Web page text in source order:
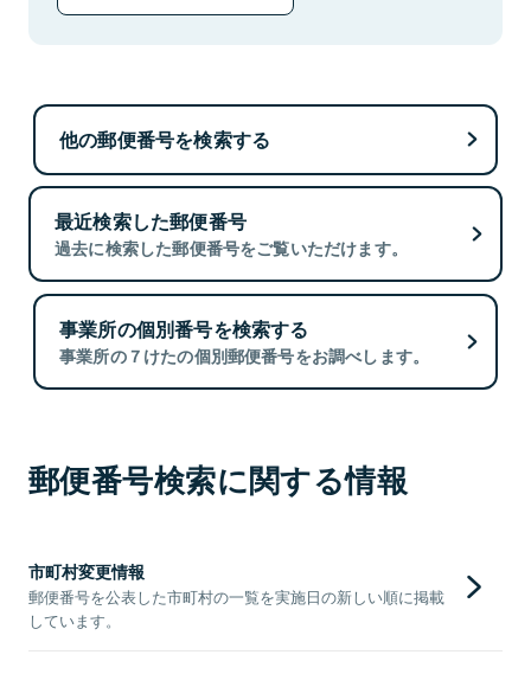
他の郵便番号を検索する
最近検索した郵便番号
過去に検索した郵便番号をご覧いただけます。
事業所の個別番号を検索する
事業所の７けたの個別郵便番号をお調べします。
郵便番号検索に関する情報
市町村変更情報
郵便番号を公表した市町村の一覧を実施日の新しい順に掲載
しています。